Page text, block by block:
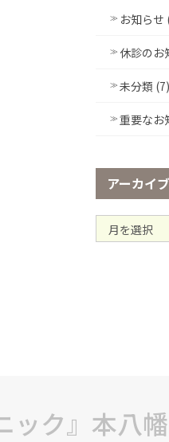
お知らせ
休診のお
未分類 (7)
重要なお
アーカイブ
ー
ック』本八幡